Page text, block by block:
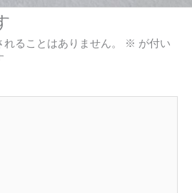
ることはありません。 ※ が付い